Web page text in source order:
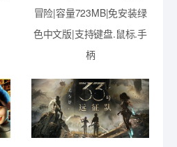
冒险|容量723MB|免安装绿
色中文版|支持键盘.鼠标.手
柄